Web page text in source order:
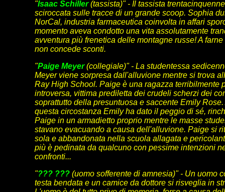
"Isaac Schiller(tassista)" - Il tassista
sciroccata sulle tracce di un grande scoop. Sophia
NorCal, industria farmaceutica coinvolta in affari
momento aveva condotto una vita assolutamente
avventura più frenetica delle montagne russe! A
non concede sconti.
"Paige Meyer(collegiale)" - La studentessa
Meyer viene sorpresa dall'alluvione mentre si trova
Ray High School. Paige è una ragazza terribilmente
introversa, vittima prediletta dei crudeli scherzi dei
soprattutto della presuntuosa e saccente Emily
questa circostanza Emily ha dato il peggio di sé,
Paige in un armadietto proprio mentre le masse
stavano evacuando a causa dell'alluvione. Paige si
sola e abbandonata nella scuola allagata e
più è pedinata da qualcuno con pessime intenzioni
confronti...
"??? ???(uomo sofferente di amnesia)" - Un uomo
testa bendata e un camice da dottore si risveglia in